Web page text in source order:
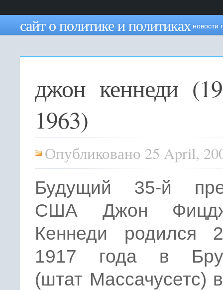
сайт о политике и политиках новости
джон кеннеди
1963)
Опубликовано 25 April,
Будущий 35-й
США Джон
Кеннеди родился
1917 года в
(штат Массачусетс)